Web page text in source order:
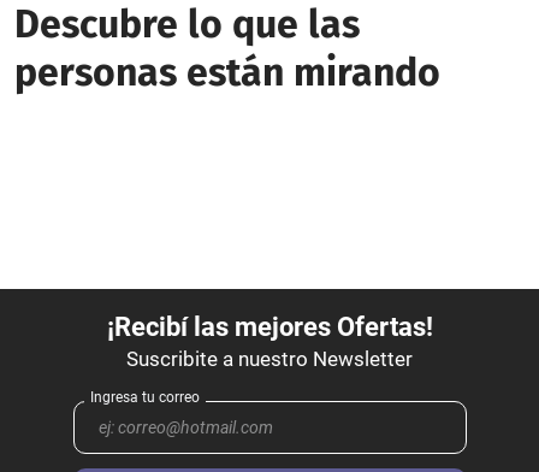
Descubre lo que las
personas están mirando